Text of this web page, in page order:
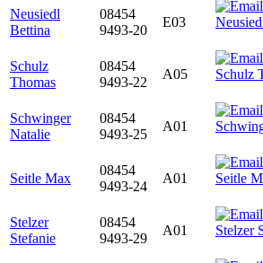
Neusiedl
Bettina
08454
9493-20
E03
Schulz
Thomas
08454
9493-22
A05
Schwinger
Natalie
08454
9493-25
A01
Seitle Max
08454
9493-24
A01
Stelzer
Stefanie
08454
9493-29
A01